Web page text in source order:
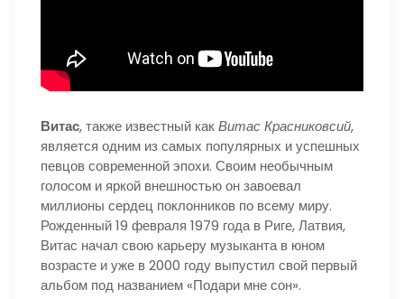
Витас, также известный какВитас Красниковсий,
является одним из самых популярных и успешных
певцов современной эпохи. Своим необычным
голосом и яркой внешностью он завоевал
миллионы сердец поклонников по всему миру.
Рожденный 19 февраля 1979 года в Риге, Латвия,
Витас начал свою карьеру музыканта в юном
возрасте и уже в 2000 году выпустил свой первый
альбом под названием «Подари мне сон».